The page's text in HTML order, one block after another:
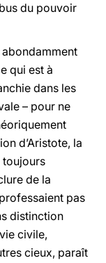
du pouvoir
qui est à
dans les
– pour ne
d’Aristote, la
toujours
de la
pas
distinction
civile,
cieux, paraît